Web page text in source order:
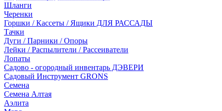
Шланги
Черенки
Горшки / Кассеты / Ящики ДЛЯ РАССАДЫ
Тачки
Дуги / Парники / Опоры
Лейки / Распылители / Рассеиватели
Лопаты
Садово - огородный инвентарь ДЭВЕРИ
Садовый Инструмент GRONS
Семена
Семена Алтая
Аэлита